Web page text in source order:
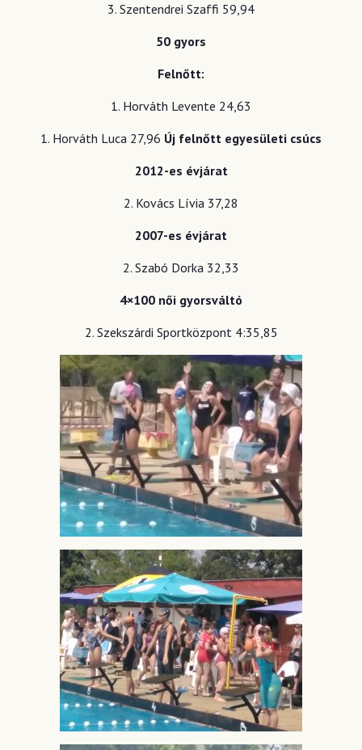
3. Szentendrei Szaffi 59,94
50 gyors
Felnőtt:
1. Horváth Levente 24,63
1. Horváth Luca 27,96 Új felnőtt egyesületi csúcs
2012-es évjárat
2. Kovács Lívia 37,28
2007-es évjárat
2. Szabó Dorka 32,33
4×100 női gyorsváltó
2. Szekszárdi Sportközpont 4:35,85